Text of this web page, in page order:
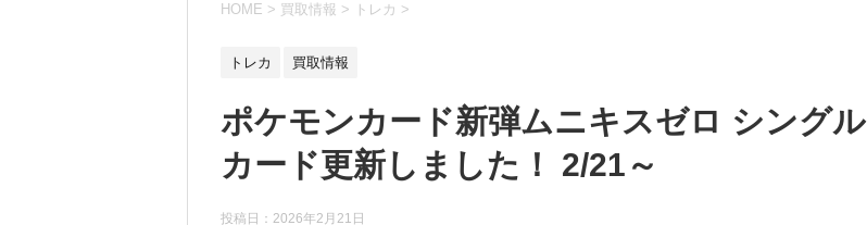
HOME > 買取情報 > トレカ >
トレカ 買取情報
ポケモンカード新弾ムニキスゼロ シングル
カード更新しました！ 2/21～
投稿日： 2026年2月21日